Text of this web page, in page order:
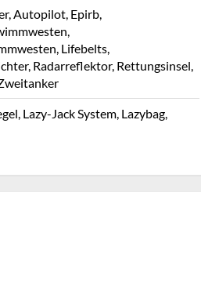
Autopilot, Epirb,
Lifebelts,
Radarreflektor, Rettungsinsel,
Lazy-Jack System, Lazybag,